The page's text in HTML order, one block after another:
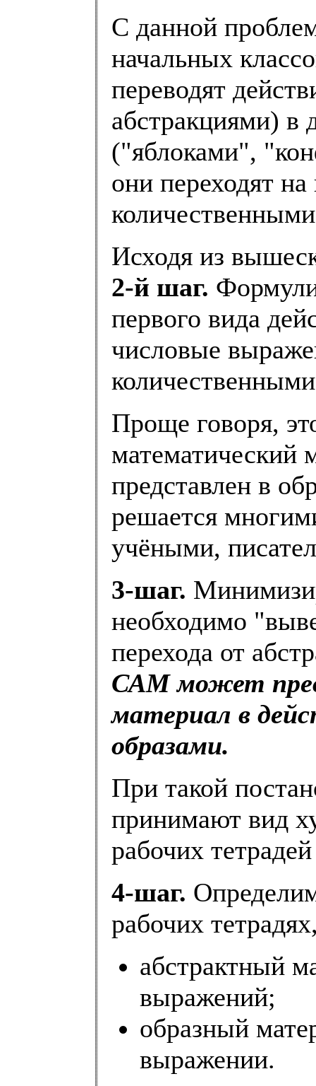
С данной
начальных
переводят
абстракциями) в
("яблоками",
они переходят
Исходя из
2-й шаг.
первого вида
числовые
Проще говоря,
математический
представлен в
решается
учёными,
3-шаг.
необходимо
перехода от
САМ может
материал в
образами.
При такой
принимают вид
рабочих
4-шаг.
рабочих
абстрактный
выражений;
образный
выражении.